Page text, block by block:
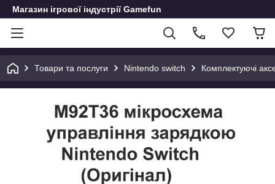
Магазин ігрової індустрії Gamefun
Товари та послуги Nintendo switch Комплектуючі